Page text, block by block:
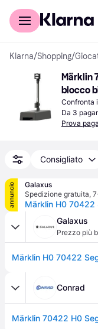
Per il tuo shopping
Klarna/Shopping/
Märklin
blocco
Confronta
Da 3
Prova
Consigliato
annuncio
Galaxus
Spedizione gratuita,
Galaxus
Prezzo più
Conrad